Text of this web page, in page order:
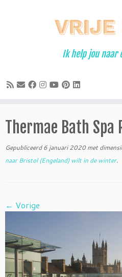
Ik help jou naar
Thermae Bath Spa
Gepubliceerd 6 januari 2020met
naar Bristol (Engeland) wilt in de winter.
← Vorige